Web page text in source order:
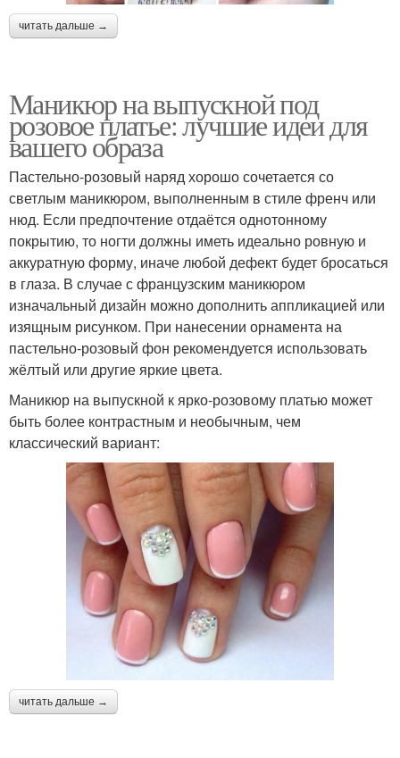
читать дальше →
Маникюр на выпускной под
розовое платье: лучшие идеи для
вашего образа
Пастельно-розовый наряд хорошо сочетается со
светлым маникюром, выполненным в стиле френч или
нюд. Если предпочтение отдаётся однотонному
покрытию, то ногти должны иметь идеально ровную и
аккуратную форму, иначе любой дефект будет бросаться
в глаза. В случае с французским маникюром
изначальный дизайн можно дополнить аппликацией или
изящным рисунком. При нанесении орнамента на
пастельно-розовый фон рекомендуется использовать
жёлтый или другие яркие цвета.
Маникюр на выпускной к ярко-розовому платью может
быть более контрастным и необычным, чем
классический вариант:
читать дальше →